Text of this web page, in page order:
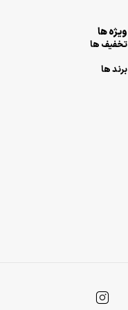
ویژه ها
تخفیف ها
برند ها